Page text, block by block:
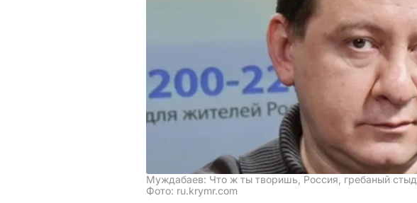
Муждабаев: Что ж ты творишь, Россия, гребаный стыд
Фото: ru.krymr.com